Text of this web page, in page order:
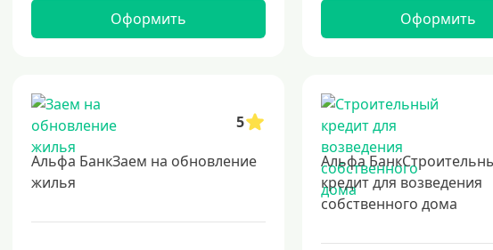
Оформить Оформить
5
Альфа БанкЗаем на обновление
жилья
Альфа
кредит для возведения
собственного дома